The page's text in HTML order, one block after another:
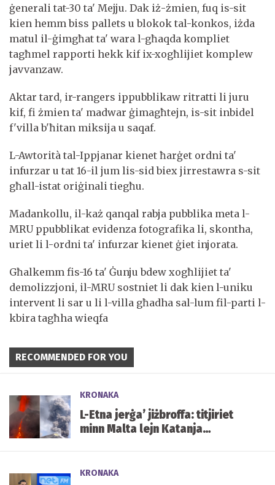
ġenerali tat-30 ta' Mejju. Dak iż-żmien, fuq is-sit
kien hemm biss pallets u blokok tal-konkos, iżda
matul il-ġimgħat ta' wara l-għaqda kompliet
tagħmel rapporti hekk kif ix-xogħlijiet komplew
javvanzaw.
Aktar tard, ir-rangers ippubblikaw ritratti li juru
kif, fi żmien ta' madwar ġimagħtejn, is-sit inbidel
f'villa b'ħitan miksija u saqaf.
L-Awtorità tal-Ippjanar kienet ħarġet ordni ta'
infurzar u tat 16-il jum lis-sid biex jirrestawra s-sit
għall-istat oriġinali tiegħu.
Madankollu, il-każ qanqal rabja pubblika meta l-
MRU ppubblikat evidenza fotografika li, skontha,
uriet li l-ordni ta' infurzar kienet ġiet injorata.
Għalkemm fis-16 ta' Ġunju bdew xogħlijiet ta'
demolizzjoni, il-MRU sostniet li dak kien l-uniku
intervent li sar u li l-villa għadha sal-lum fil-parti l-
kbira tagħha wieqfa
RECOMMENDED FOR YOU
KRONAKA
L-Etna jerġa’ jiżbroffa: titjiriet
minn Malta lejn Katanja
KRONAKA